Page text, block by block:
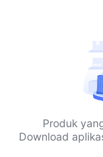
Produk
Download